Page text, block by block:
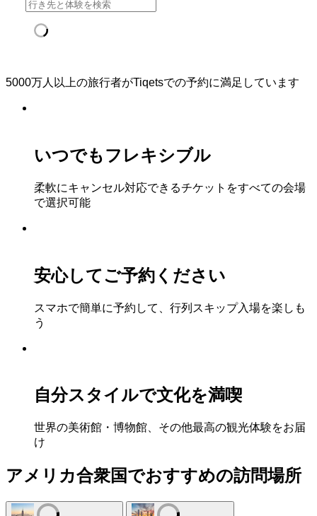
5000万人以上の旅行者がTiqetsでの予約に満足しています
いつでもフレキシブル
柔軟にキャンセル対応できるチケットをすべての会場
で選択可能
安心してご予約ください
スマホで簡単に予約して、行列スキップ入場を楽しも
う
自分スタイルで文化を満喫
世界の美術館・博物館、その他最高の観光体験をお届
け
アメリカ合衆国でおすすめの訪問場所